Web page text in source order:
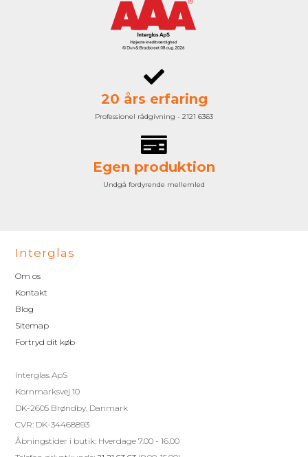
20 års erfaring
Professionel rådgivning - 2121 6363
Egen produktion
Undgå fordyrende mellemled
Interglas
Om os
Kontakt
Blog
Sitemap
Fortryd dit køb
Interglas ApS
Kornmarksvej 10
DK-2605 Brøndby, Danmark
CVR: DK-34468893
Åbningstider i butik: Hverdage 7.00 - 16.00